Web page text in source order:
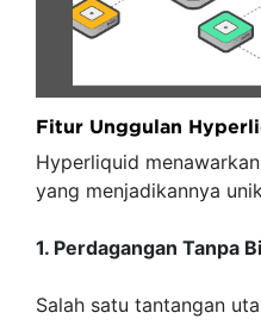
Fitur Unggulan
Hyperliquid
yang menjadikannya
1. Perdagangan Tanpa
Salah satu tantangan